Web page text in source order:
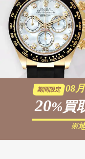
期間限定 08
20%買
※